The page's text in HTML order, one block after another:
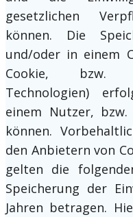
gesetzlichen
können. Die
und/oder in einem
Cookie, bzw.
Technologien)
einem Nutzer,
können.
den Anbietern von
gelten die
Speicherung der
Jahren betragen.